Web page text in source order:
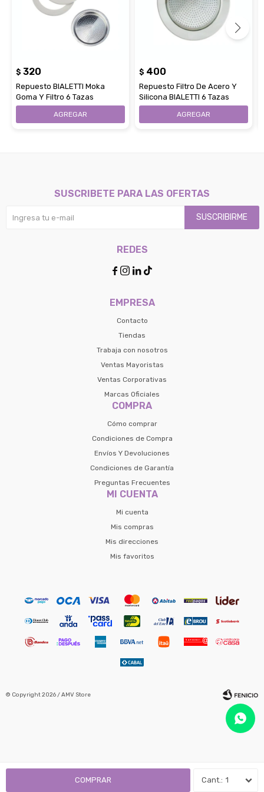
1
COMPRAR
$ 320
Repuesto BIALETTI Moka
Goma Y Filtro 6 Tazas
$ 400
Repuesto Filtro De Acero Y
Silicona BIALETTI 6 Tazas
EMPRESA
Contacto
Tiendas
Trabaja con nosotros
Ventas Mayoristas
Ventas Corporativas
Marcas Oficiales
COMPRA
Cómo comprar
Condiciones de Compra
Envíos Y Devoluciones
Condiciones de Garantía
Preguntas Frecuentes
MI CUENTA
Mi cuenta
Mis compras
Mis direcciones
Mis favoritos
SUSCRIBETE PARA LAS OFERTAS
SUSCRIBIRME
REDES
   
© Copyright 2026 / AMV Store